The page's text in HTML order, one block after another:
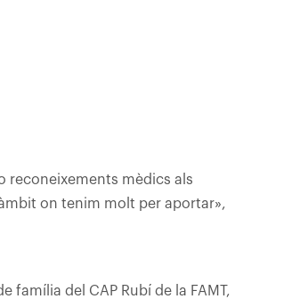
reconeixements mèdics als
on tenim molt per aportar»,
família del CAP Rubí de la FAMT,